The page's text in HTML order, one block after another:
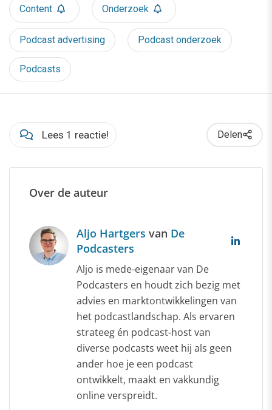
Content Onderzoek
Podcast advertising Podcast onderzoek
Podcasts
Lees 1 reactie! Delen
Over de auteur
Aljo Hartgers van De
Podcasters
Aljo is mede-eigenaar van De
Podcasters en houdt zich bezig met
advies en marktontwikkelingen van
het podcastlandschap. Als ervaren
strateeg én podcast-host van
diverse podcasts weet hij als geen
ander hoe je een podcast
ontwikkelt, maakt en vakkundig
online verspreidt.